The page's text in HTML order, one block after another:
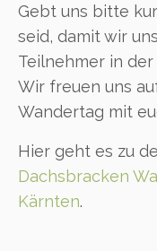
Gebt uns bitte
seid, damit wir
Teilnehmer in
Wir freuen uns
Wandertag mit
Hier geht es zu
Dachsbracken
Kärnten.